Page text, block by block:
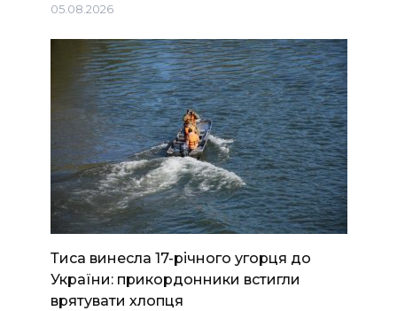
05.08.2026
Тиса винесла 17-річного угорця до
України: прикордонники встигли
врятувати хлопця